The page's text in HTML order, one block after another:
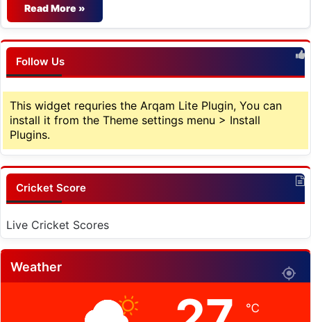
Read More »
Follow Us
This widget requries the Arqam Lite Plugin, You can
install it from the Theme settings menu > Install
Plugins.
Cricket Score
Live Cricket Scores
Weather
℃